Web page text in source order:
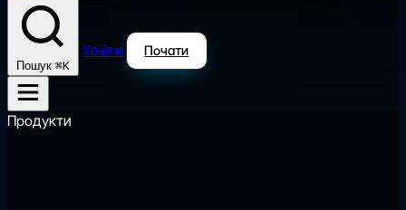
Пошук ⌘K
Увійти Почати
Продукти